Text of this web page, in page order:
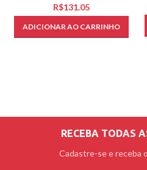
R$
ADICIONAR AO CARRINHO
RECEBA TODAS
Cadastre-se e receba